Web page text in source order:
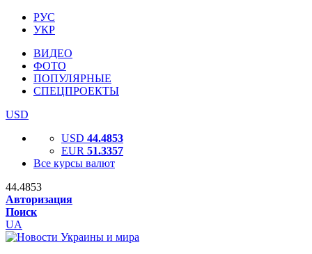
РУС
УКР
ВИДЕО
ФОТО
ПОПУЛЯРНЫЕ
СПЕЦПРОЕКТЫ
USD
USD 44.4853
EUR 51.3357
Все курсы валют
44.4853
Авторизация
Поиск
UA